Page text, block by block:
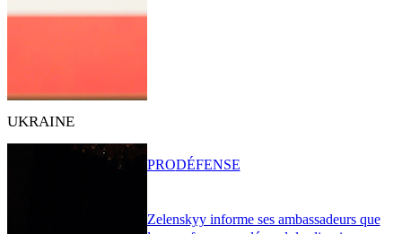
UKRAINE
Zelenskyy informe ses ambassadeurs que
PRODÉFENSE